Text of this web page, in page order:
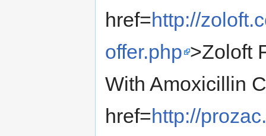
href=http://
offer.php >Zoloft
With Amoxicillin
href=http://